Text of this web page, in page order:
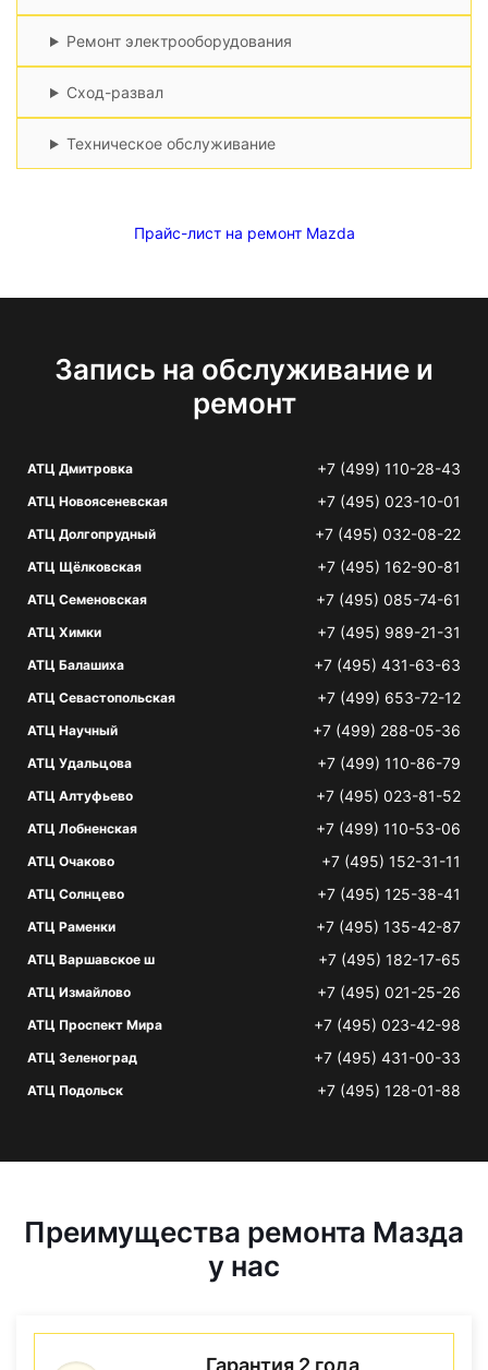
Ремонт электрооборудования
Сход-развал
Техническое обслуживание
Прайс-лист на ремонт Mazda
Запись на обслуживание и
ремонт
АТЦ Дмитровка +7 (499) 110-28-43
АТЦ Новоясеневская +7 (495) 023-10-01
АТЦ Долгопрудный +7 (495) 032-08-22
АТЦ Щёлковская +7 (495) 162-90-81
АТЦ Семеновская +7 (495) 085-74-61
АТЦ Химки +7 (495) 989-21-31
АТЦ Балашиха +7 (495) 431-63-63
АТЦ Севастопольская +7 (499) 653-72-12
АТЦ Научный +7 (499) 288-05-36
АТЦ Удальцова +7 (499) 110-86-79
АТЦ Алтуфьево +7 (495) 023-81-52
АТЦ Лобненская +7 (499) 110-53-06
АТЦ Очаково +7 (495) 152-31-11
АТЦ Солнцево +7 (495) 125-38-41
АТЦ Раменки +7 (495) 135-42-87
АТЦ Варшавское ш +7 (495) 182-17-65
АТЦ Измайлово +7 (495) 021-25-26
АТЦ Проспект Мира +7 (495) 023-42-98
АТЦ Зеленоград +7 (495) 431-00-33
АТЦ Подольск +7 (495) 128-01-88
Преимущества ремонта Мазда
у нас
Гарантия 2 года